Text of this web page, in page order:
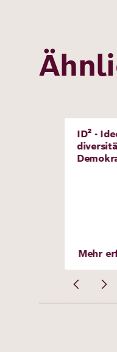
Projekt
ID² -
Mehr